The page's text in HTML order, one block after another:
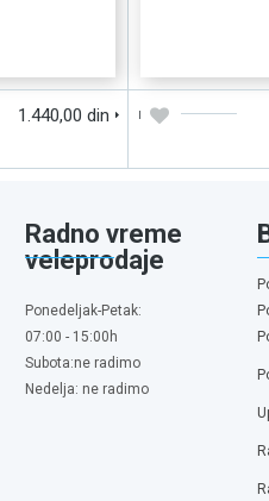
1.440,00 din
Radno vreme
veleprodaje
Ponedeljak-Petak:
07:00 - 15:00h
Subota:ne radimo
Nedelja: ne radimo